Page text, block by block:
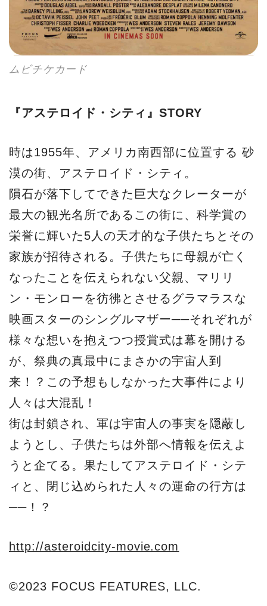
ムビチケカード
『アステロイド・シティ』STORY
時は1955年、アメリカ南西部に位置する 砂
漠の街、アステロイド・シティ。
隕石が落下してできた巨大なクレーターが
最大の観光名所であるこの街に、科学賞の
栄誉に輝いた5人の天才的な子供たちとその
家族が招待される。子供たちに母親が亡く
なったことを伝えられない父親、マリリ
ン・モンローを彷彿とさせるグラマラスな
映画スターのシングルマザー──それぞれが
様々な想いを抱えつつ授賞式は幕を開ける
が、祭典の真最中にまさかの宇宙人到
来！？この予想もしなかった大事件により
人々は大混乱！
街は封鎖され、軍は宇宙人の事実を隠蔽し
ようとし、子供たちは外部へ情報を伝えよ
うと企てる。果たしてアステロイド・シテ
ィと、閉じ込められた人々の運命の行方は
──！？
http://asteroidcity-movie.com
©2023 FOCUS FEATURES, LLC.